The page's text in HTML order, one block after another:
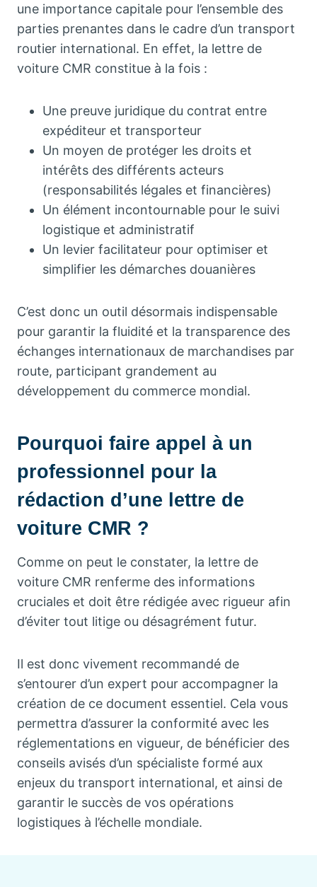
une importance capitale pour l’ensemble des
parties prenantes dans le cadre d’un transport
routier international. En effet, la lettre de
voiture CMR constitue à la fois :
Une preuve juridique du contrat entre
expéditeur et transporteur
Un moyen de protéger les droits et
intérêts des différents acteurs
(responsabilités légales et financières)
Un élément incontournable pour le suivi
logistique et administratif
Un levier facilitateur pour optimiser et
simplifier les démarches douanières
C’est donc un outil désormais indispensable
pour garantir la fluidité et la transparence des
échanges internationaux de marchandises par
route, participant grandement au
développement du commerce mondial.
Pourquoi faire appel à un
professionnel pour la
rédaction d’une lettre de
voiture CMR ?
Comme on peut le constater, la lettre de
voiture CMR renferme des informations
cruciales et doit être rédigée avec rigueur afin
d’éviter tout litige ou désagrément futur.
Il est donc vivement recommandé de
s’entourer d’un expert pour accompagner la
création de ce document essentiel. Cela vous
permettra d’assurer la conformité avec les
réglementations en vigueur, de bénéficier des
conseils avisés d’un spécialiste formé aux
enjeux du transport international, et ainsi de
garantir le succès de vos opérations
logistiques à l’échelle mondiale.